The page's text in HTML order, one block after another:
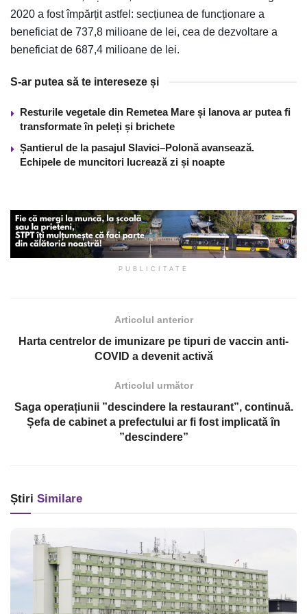
2020 a fost împărțit astfel: secțiunea de funcționare a
beneficiat de 737,8 milioane de lei, cea de dezvoltare a
beneficiat de 687,4 milioane de lei.
S-ar putea să te intereseze și
Resturile vegetale din Remetea Mare și Ianova ar putea fi
transformate în peleți și brichete
Șantierul de la pasajul Slavici–Polonă avansează.
Echipele de muncitori lucrează zi și noapte
PUBLICITATE
Articolul anterior
Harta centrelor de imunizare pe tipuri de vaccin anti-
COVID a devenit activă
Articolul următor
Saga operațiunii ”descindere la restaurant”, continuă.
Șefa de cabinet a prefectului ar fi fost implicată în
”descindere”
Știri Similare